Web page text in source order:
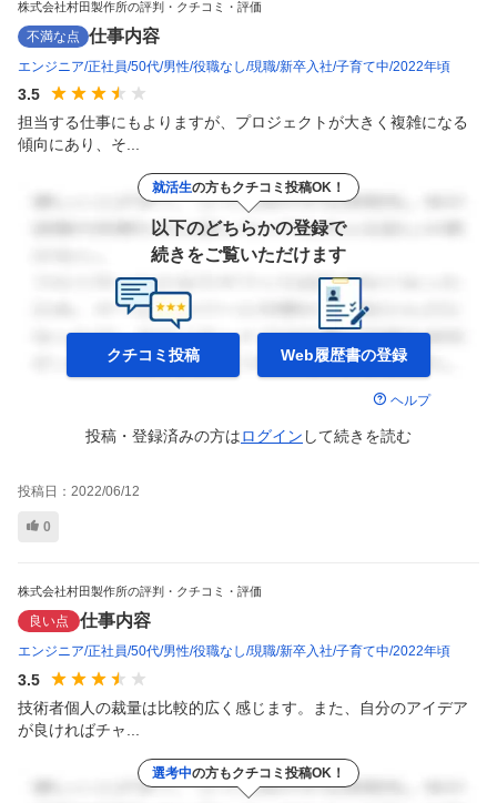
株式会社村田製作所の評判・クチコミ・評価
不満な点 仕事内容
エンジニア 正社員 50代 男性 役職なし 現職 新卒入社 子育て中 2022年頃
3.5
担当する仕事にもよりますが、プロジェクトが大きく複雑になる
傾向にあり、そ...
就活生の方もクチコミ投稿OK！
以下のどちらかの登録で
続きをご覧いただけます
クチコミ投稿 Web履歴書の登録
ヘルプ
投稿・登録済みの方はログイン して続きを読む
投稿日： 2022/06/12
0
株式会社村田製作所の評判・クチコミ・評価
良い点 仕事内容
エンジニア 正社員 50代 男性 役職なし 現職 新卒入社 子育て中 2022年頃
3.5
技術者個人の裁量は比較的広く感じます。また、自分のアイデア
が良ければチャ...
選考中の方もクチコミ投稿OK！